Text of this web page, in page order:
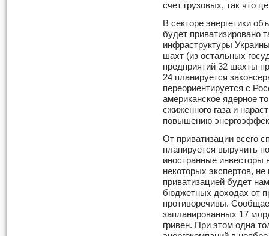
счет грузовых, так что
В секторе энергетики
будет приватизировано
инфраструктуры
шахт (из остальных
предприятий 32 шахты
24 планируется
переориентируется с
американское ядерное
сжиженного газа и
повышению
От приватизации всего
планируется выручить
иностранные инвесторы
некоторых экспертов,
приватизацией будет
бюджетных доходах от
противоречивы.
запланированных 17
гривен. При этом одна